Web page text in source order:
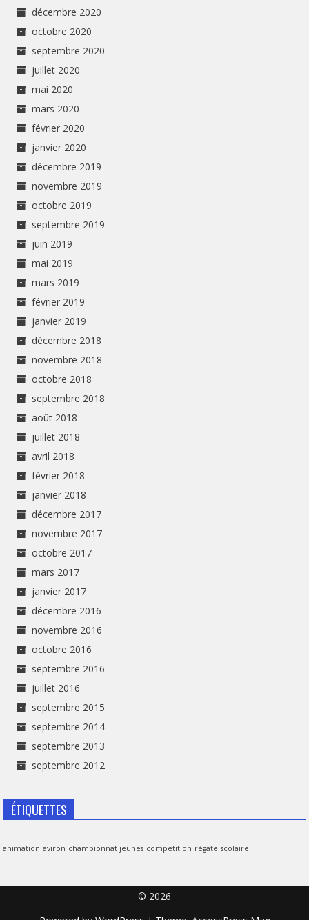
décembre 2020
octobre 2020
septembre 2020
juillet 2020
mai 2020
mars 2020
février 2020
janvier 2020
décembre 2019
novembre 2019
octobre 2019
septembre 2019
juin 2019
mai 2019
mars 2019
février 2019
janvier 2019
décembre 2018
novembre 2018
octobre 2018
septembre 2018
août 2018
juillet 2018
avril 2018
février 2018
janvier 2018
décembre 2017
novembre 2017
octobre 2017
mars 2017
janvier 2017
décembre 2016
novembre 2016
octobre 2016
septembre 2016
juillet 2016
septembre 2015
septembre 2014
septembre 2013
septembre 2012
ÉTIQUETTES
animation aviron championnat jeunes compétition régate scolaire
© 2026